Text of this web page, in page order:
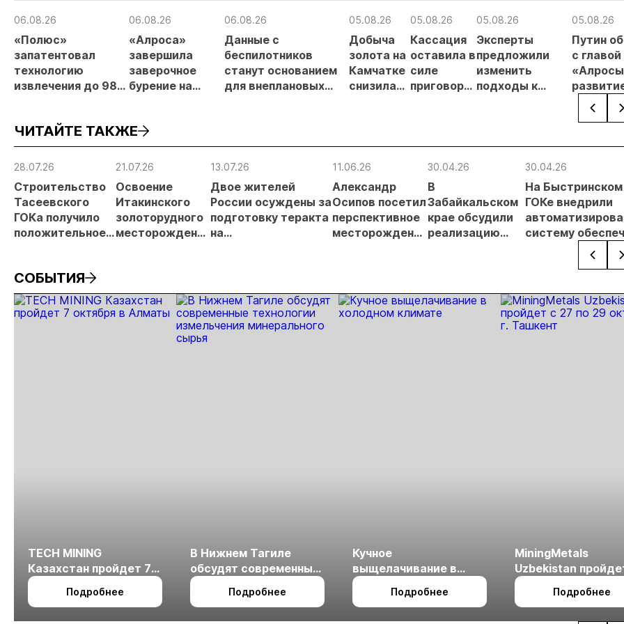
06.08.26
«Полюс»
запатентовал
технологию
извлечения до 98%
шлака
06.08.26
«Алроса»
завершила
заверочное
бурение на
Дегдекан
06.08.26
Данные с
беспилотников
станут основанием
для внеплановых
05.08.26
Добыча
золота на
Камчатке
снизилась
05.08.26
Кассация
оставила в
силе
приговор
кг золота и
серебра на
05.08.26
Эксперты
предложили
изменить
подходы к
на фоне
реформы
05.08.26
Путин
с главой
ЧИТАЙТЕ ТАКЖЕ
28.07.26
Строительство
Тасеевского
ГОКа получило
положительное
экологической
экспертизы
21.07.26
Освоение
Итакинского
золоторудного
месторождения
13.07.26
Двое жителей
России осуждены за
подготовку теракта
на
11.06.26
Александр
Осипов посетил
перспективное
месторождение
30.04.26
В
Забайкальском
крае обсудили
реализацию
30.04.26
На Быстринском
ГОКе внедрили
систему
безопасности
СОБЫТИЯ
TECH MINING
Казахстан пройдет 7
октября в Алматы
Подробнее
В Нижнем Тагиле
обсудят современные
технологии
измельчения
Подробнее
Кучное
выщелачивание в
холодном климате
Подробнее
MiningMetals
Uzbekistan
27 по 29 октября в
Ташкент
Подробнее